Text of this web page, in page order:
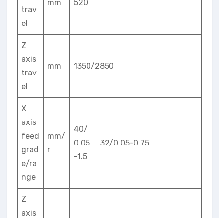
trav
el
mm 520
Z
axis
trav
el
mm 1350/2850
X
axis
feed
grad
e/ra
nge
mm/
r
40/
0.05
-1.5
32/0.05-0.75
Z
axis